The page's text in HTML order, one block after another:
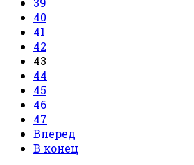
40
41
42
43
44
45
46
47
Вперед
В конец